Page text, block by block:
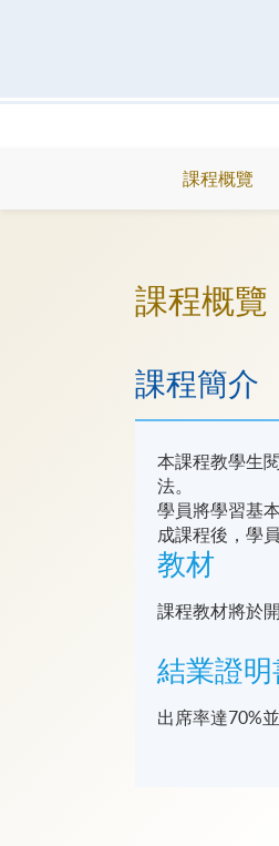
課程概覽
課程概覽
課程簡介
本課程教學生
法。
學員將學習基
成課程後，學
教材
課程教材將於
結業證明
出席率達70%